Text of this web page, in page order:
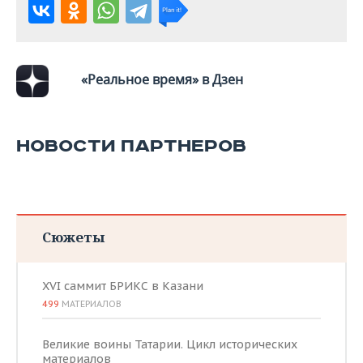
«Реальное время» в Дзен
НОВОСТИ ПАРТНЕРОВ
Сюжеты
XVI саммит БРИКС в Казани
499 МАТЕРИАЛОВ
Великие воины Татарии. Цикл исторических
материалов